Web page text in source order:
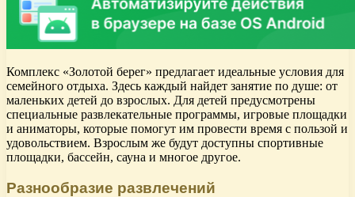
Комплекс «Золотой берег» предлагает идеальные условия для
семейного отдыха. Здесь каждый найдет занятие по душе: от
маленьких детей до взрослых. Для детей предусмотрены
специальные развлекательные программы, игровые площадки
и аниматоры, которые помогут им провести время с пользой и
удовольствием. Взрослым же будут доступны спортивные
площадки, бассейн, сауна и многое другое.
Разнообразие развлечений